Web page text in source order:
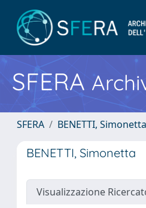
SFERA
SFERA BENETTI, Simonetta
BENETTI, Simonetta
Visualizzazione